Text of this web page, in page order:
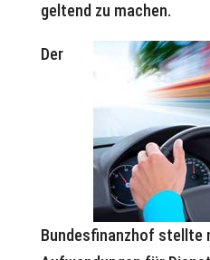
geltend zu machen.
Der
Bundesfinanzhof stellte